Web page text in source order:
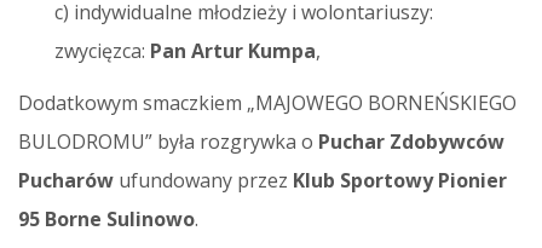
c) indywidualne młodzieży i wolontariuszy:
zwycięzca: Pan Artur Kumpa,
Dodatkowym smaczkiem „MAJOWEGO BORNEŃSKIEGO
BULODROMU” była rozgrywka o Puchar Zdobywców
Pucharów ufundowany przez Klub Sportowy Pionier
95 Borne Sulinowo.